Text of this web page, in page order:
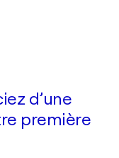
d’une
première